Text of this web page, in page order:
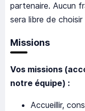
partenaire. Aucun
sera libre de
Missions
Vos missions
notre équipe) :
Accueillir,